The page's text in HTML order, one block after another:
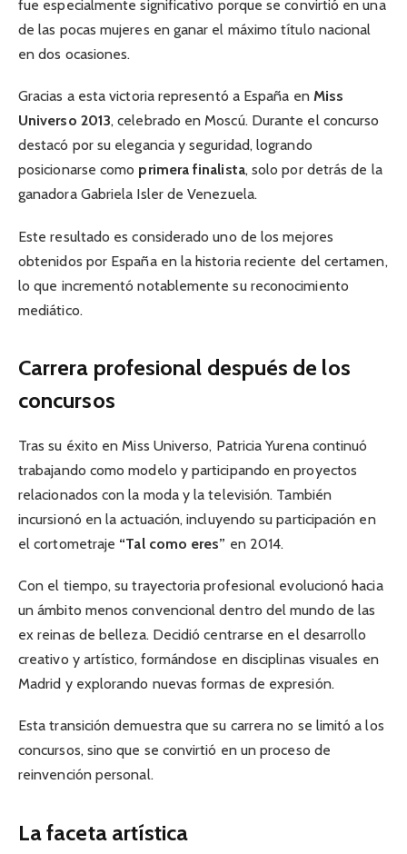
fue especialmente significativo porque se convirtió en una
de las pocas mujeres en ganar el máximo título nacional
en dos ocasiones.
Gracias a esta victoria representó a España en Miss
Universo 2013, celebrado en Moscú. Durante el concurso
destacó por su elegancia y seguridad, logrando
posicionarse como primera finalista, solo por detrás de la
ganadora Gabriela Isler de Venezuela.
Este resultado es considerado uno de los mejores
obtenidos por España en la historia reciente del certamen,
lo que incrementó notablemente su reconocimiento
mediático.
Carrera profesional después de los
concursos
Tras su éxito en Miss Universo, Patricia Yurena continuó
trabajando como modelo y participando en proyectos
relacionados con la moda y la televisión. También
incursionó en la actuación, incluyendo su participación en
el cortometraje “Tal como eres” en 2014.
Con el tiempo, su trayectoria profesional evolucionó hacia
un ámbito menos convencional dentro del mundo de las
ex reinas de belleza. Decidió centrarse en el desarrollo
creativo y artístico, formándose en disciplinas visuales en
Madrid y explorando nuevas formas de expresión.
Esta transición demuestra que su carrera no se limitó a los
concursos, sino que se convirtió en un proceso de
reinvención personal.
La faceta artística